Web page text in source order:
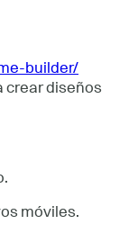
builder/
crear diseños
móviles.